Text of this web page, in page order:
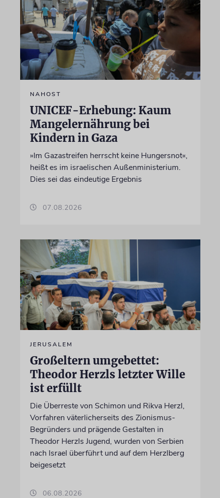
NAHOST
UNICEF-Erhebung: Kaum
Mangelernährung bei
Kindern in Gaza
»Im Gazastreifen herrscht keine Hungersnot«,
heißt es im israelischen Außenministerium.
Dies sei das eindeutige Ergebnis
07.08.2026
JERUSALEM
Großeltern umgebettet:
Theodor Herzls letzter Wille
ist erfüllt
Die Überreste von Schimon und Rikva Herzl,
Vorfahren väterlicherseits des Zionismus-
Begründers und prägende Gestalten in
Theodor Herzls Jugend, wurden von Serbien
nach Israel überführt und auf dem Herzlberg
beigesetzt
06.08.2026